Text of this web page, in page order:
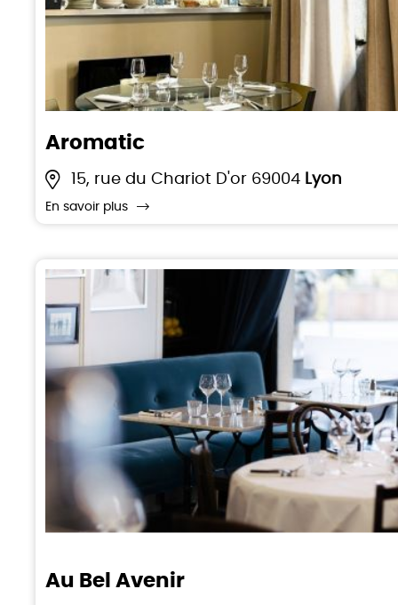
Aromatic
15, rue du Chariot D'or 69004 Lyon
En savoir plus
Au Bel Avenir